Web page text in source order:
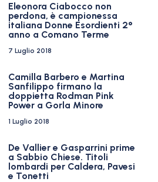
Eleonora Ciabocco non
perdona, è campionessa
italiana Donne Esordienti 2°
anno a Comano Terme
7 Luglio 2018
Camilla Barbero e Martina
Sanfilippo firmano la
doppietta Rodman Pink
Power a Gorla Minore
1 Luglio 2018
De Vallier e Gasparrini prime
a Sabbio Chiese. Titoli
lombardi per Caldera, Pavesi
e Tonetti